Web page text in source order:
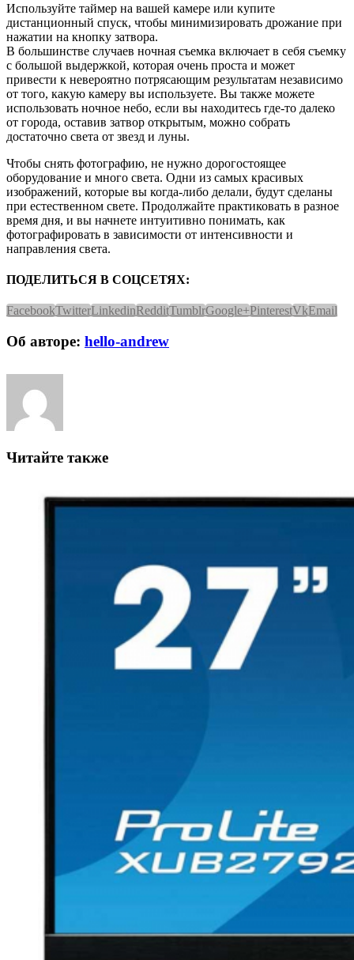
Используйте таймер на вашей камере или купите
дистанционный спуск, чтобы минимизировать дрожание при
нажатии на кнопку затвора.
В большинстве случаев ночная съемка включает в себя съемку
с большой выдержкой, которая очень проста и может
привести к невероятно потрясающим результатам независимо
от того, какую камеру вы используете. Вы также можете
использовать ночное небо, если вы находитесь где-то далеко
от города, оставив затвор открытым, можно собрать
достаточно света от звезд и луны.
Чтобы снять фотографию, не нужно дорогостоящее
оборудование и много света. Одни из самых красивых
изображений, которые вы когда-либо делали, будут сделаны
при естественном свете. Продолжайте практиковать в разное
время дня, и вы начнете интуитивно понимать, как
фотографировать в зависимости от интенсивности и
направления света.
ПОДЕЛИТЬСЯ В СОЦСЕТЯХ:
FacebookTwitterLinkedinRedditTumblrGoogle+PinterestVkEmail
Об авторе: hello-andrew
Читайте также